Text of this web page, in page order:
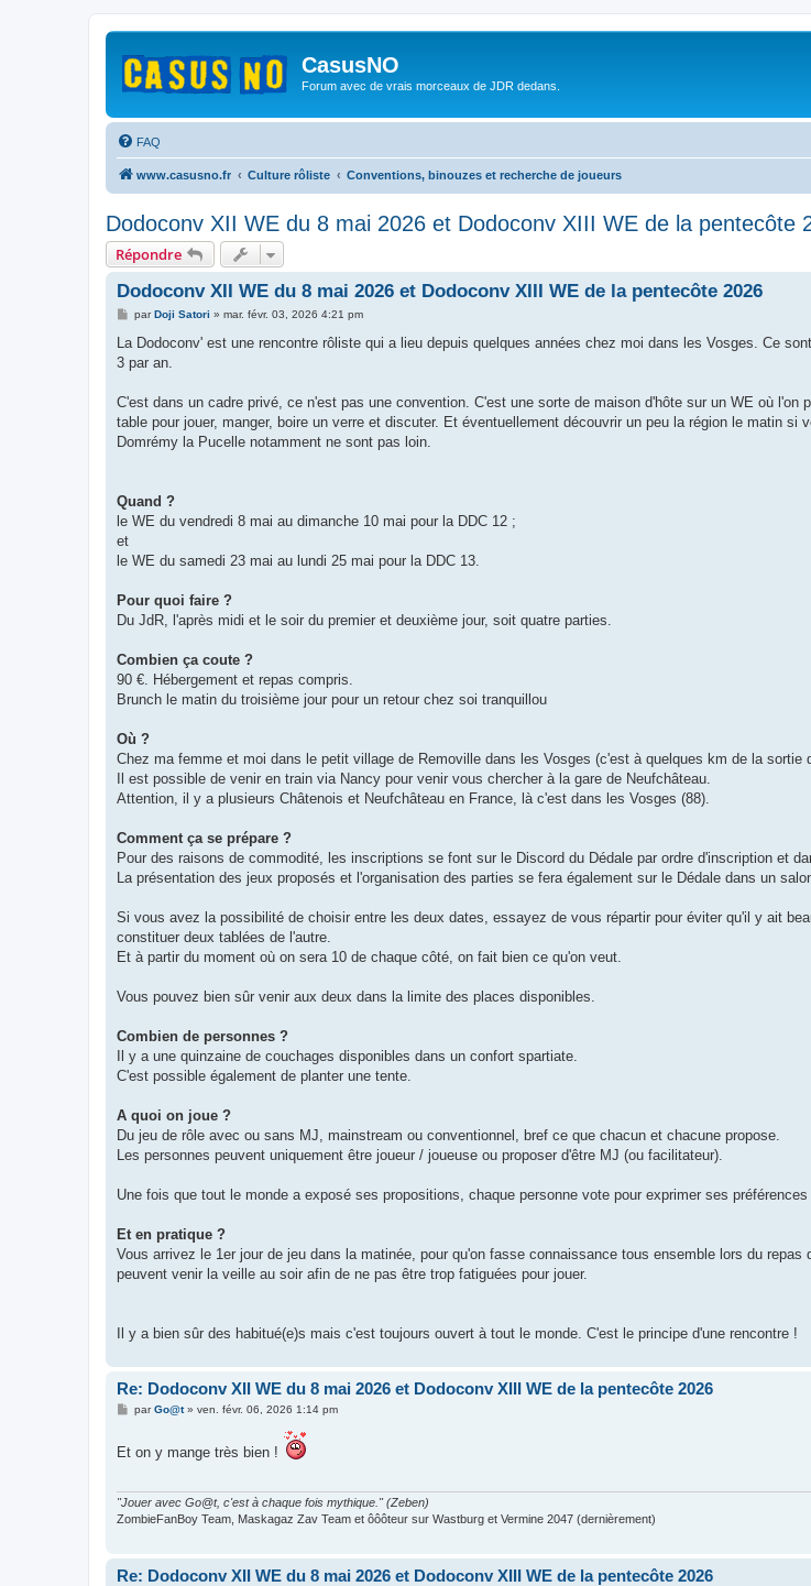
CasusNO
Forum avec de vrais morceaux de JDR dedans.
FAQ
www.casusno.fr Culture rôliste Conventions, binouzes et recherche de joueurs
Dodoconv XII WE du 8 mai 2026 et Dodoconv XIII WE de la pentecôte
Répondre
Dodoconv XII WE du 8 mai 2026 et Dodoconv XIII WE de la pentecôte 2026
M
s
a
parDoji Satori » mar. févr. 03, 2026 4:21 pm
La Dodoconv' est une rencontre rôliste qui a lieu depuis quelques années chez moi dans les Vosges. Ce
3 par an.
C'est dans un cadre privé, ce n'est pas une convention. C'est une sorte de maison d'hôte sur un WE où l'on
table pour jouer, manger, boire un verre et discuter. Et éventuellement découvrir un peu la région le matin si
Domrémy la Pucelle notamment ne sont pas loin.
Quand ?
le WE du vendredi 8 mai au dimanche 10 mai pour la DDC 12 ;
et
le WE du samedi 23 mai au lundi 25 mai pour la DDC 13.
Pour quoi faire ?
Du JdR, l'après midi et le soir du premier et deuxième jour, soit quatre parties.
Combien ça coute ?
90 €. Hébergement et repas compris.
Brunch le matin du troisième jour pour un retour chez soi tranquillou
Où ?
Chez ma femme et moi dans le petit village de Removille dans les Vosges (c'est à quelques km de la sortie
Il est possible de venir en train via Nancy pour venir vous chercher à la gare de Neufchâteau.
Attention, il y a plusieurs Châtenois et Neufchâteau en France, là c'est dans les Vosges (88).
Comment ça se prépare ?
Pour des raisons de commodité, les inscriptions se font sur le Discord du Dédale par ordre d'inscription et
La présentation des jeux proposés et l'organisation des parties se fera également sur le Dédale dans un
Si vous avez la possibilité de choisir entre les deux dates, essayez de vous répartir pour éviter qu'il y ait
constituer deux tablées de l'autre.
Et à partir du moment où on sera 10 de chaque côté, on fait bien ce qu'on veut.
Vous pouvez bien sûr venir aux deux dans la limite des places disponibles.
Combien de personnes ?
Il y a une quinzaine de couchages disponibles dans un confort spartiate.
C'est possible également de planter une tente.
A quoi on joue ?
Du jeu de rôle avec ou sans MJ, mainstream ou conventionnel, bref ce que chacun et chacune propose.
Les personnes peuvent uniquement être joueur / joueuse ou proposer d'être MJ (ou facilitateur).
Une fois que tout le monde a exposé ses propositions, chaque personne vote pour exprimer ses
Et en pratique ?
Vous arrivez le 1er jour de jeu dans la matinée, pour qu'on fasse connaissance tous ensemble lors du
peuvent venir la veille au soir afin de ne pas être trop fatiguées pour jouer.
Il y a bien sûr des habitué(e)s mais c'est toujours ouvert à tout le monde. C'est le principe d'une rencontre !
Re: Dodoconv XII WE du 8 mai 2026 et Dodoconv XIII WE de la pentecôte 2026
M
s
a
parGo@t» ven. févr. 06, 2026 1:14 pm
Et on y mange très bien !
"Jouer avec Go@t, c'est à chaque fois mythique." (Zeben)
ZombieFanBoy Team, Maskagaz Zav Team et ôôôteur sur Wastburg et Vermine 2047 (dernièrement)
Re: Dodoconv XII WE du 8 mai 2026 et Dodoconv XIII WE de la pentecôte 2026